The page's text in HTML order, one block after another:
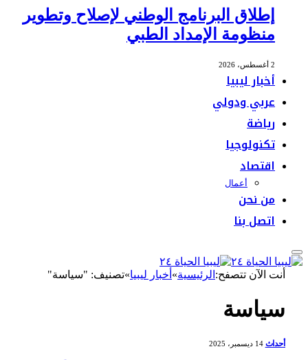
إطلاق البرنامج الوطني لإصلاح وتطوير
منظومة الإمداد الطبي
أخبار ليبيا
عربي ودولي
رياضة
تكنولوجيا
اقتصاد
أعمال
من نحن
اتصل بنا
أنت الآن تتصفح:الرئيسية»أخبار ليبيا»تصنيف: "سياسة"
سياسة
أحداث 14 ديسمبر، 2025